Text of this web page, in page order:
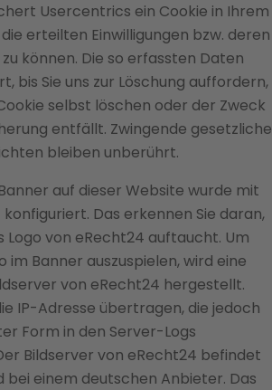
Usercentrics ein Cookie in Ihrem
erteilten Einwilligungen bzw. deren
können. Die so erfassten Daten
bis Sie uns zur Löschung auffordern,
selbst löschen oder der Zweck
entfällt. Zwingende gesetzliche
bleiben unberührt.
auf dieser Website wurde mit
Das erkennen Sie daran,
Logo von eRecht24 auftaucht. Um
im Banner auszuspielen, wird eine
von eRecht24 hergestellt.
IP-Adresse übertragen, die jedoch
Form in den Server-Logs
Bildserver von eRecht24 befindet
bei einem deutschen Anbieter. Das